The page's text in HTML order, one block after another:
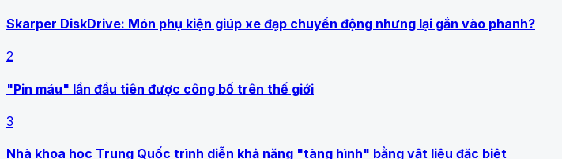
Skarper DiskDrive: Món phụ kiện giúp xe đạp chuyển động nhưng lại gắn vào phanh?
2
"Pin máu" lần đầu tiên được công bố trên thế giới
3
Nhà khoa học Trung Quốc trình diễn khả năng "tàng hình" bằng vật liệu đặc biệt